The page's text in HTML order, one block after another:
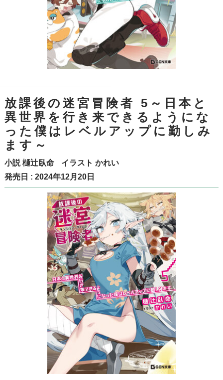
放課後の迷宮冒険者 5～日本と
異世界を行き来できるようにな
った僕はレベルアップに勤しみ
ます～
小説樋辻臥命 イラスト かれい
発売日 : 2024年12月20日